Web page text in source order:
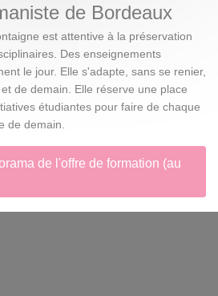
de Bordeaux
est attentive à la préservation
Des enseignements
le jour. Elle s'adapte, sans se renier,
de demain. Elle réserve une place
étudiantes pour faire de chaque
de demain.
de l'offre de formation (au